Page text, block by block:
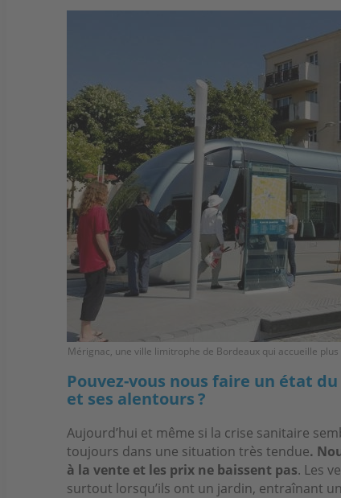
Mérignac, une ville limitrophe de Bordeaux qui accueille
Pouvez-vous nous faire un état
et ses alentours ?
Aujourd’hui et même si la crise sanitaire
toujours dans une situation très tendue.
à la vente et les prix ne baissent pas. Les
surtout lorsqu’ils ont un jardin, entraînant